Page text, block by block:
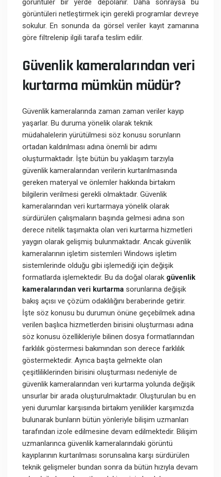
görüntüler bir yerde depolanır. Daha sonraysa bu
görüntüleri netleştirmek için gerekli programlar devreye
sokulur. En sonunda da görsel veriler kayıt zamanına
göre filtrelenip ilgili tarafa teslim edilir.
Güvenlik kameralarından veri
kurtarma mümkün müdür?
Güvenlik kameralarında zaman zaman veriler kayıp
yaşarlar. Bu duruma yönelik olarak teknik
müdahalelerin yürütülmesi söz konusu sorunların
ortadan kaldırılması adına önemli bir adımı
oluşturmaktadır. İşte bütün bu yaklaşım tarzıyla
güvenlik kameralarından verilerin kurtarılmasında
gereken materyal ve önlemler hakkında birtakım
bilgilerin verilmesi gerekli olmaktadır. Güvenlik
kameralarından veri kurtarmaya yönelik olarak
sürdürülen çalışmaların başında gelmesi adına son
derece nitelik taşımakta olan veri kurtarma hizmetleri
yaygın olarak gelişmiş bulunmaktadır. Ancak güvenlik
kameralarının işletim sistemleri Windows işletim
sistemlerinde olduğu gibi işlemediği için değişik
formatlarda işlemektedir. Bu da doğal olarak güvenlik
kameralarından veri kurtarma sorunlarına değişik
bakış açısı ve çözüm odaklılığını beraberinde getirir.
İşte söz konusu bu durumun önüne geçebilmek adına
verilen başlıca hizmetlerden birisini oluşturması adına
söz konusu özellikleriyle bilinen dosya formatlarından
farklılık göstermesi bakımından son derece farklılık
göstermektedir. Ayrıca başta gelmekte olan
çeşitliliklerinden birisini oluşturması nedeniyle de
güvenlik kameralarından veri kurtarma yolunda değişik
unsurlar bir arada oluşturulmaktadır. Oluşturulan bu en
yeni durumlar karşısında birtakım yenilikler karşımızda
bulunarak bunların bütün yönleriyle bilişim uzmanları
tarafından izole edilmesine devam edilmektedir. Bilişim
uzmanlarınca güvenlik kameralarındaki görüntü
kayıplarının kurtarılması sorunsalına karşı sürdürülen
teknik gelişmeler bundan sonra da bütün hızıyla devam